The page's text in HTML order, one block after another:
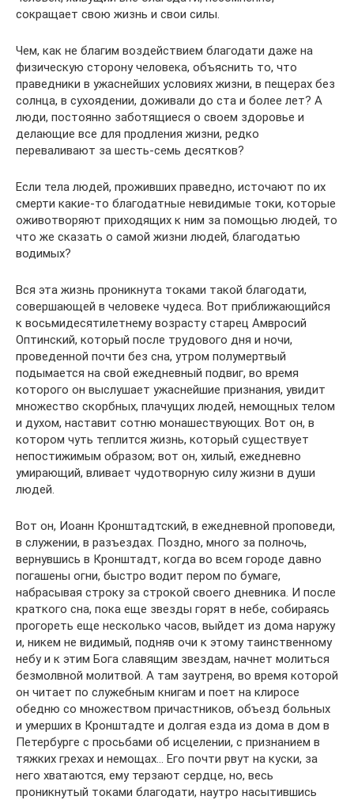
сокращает свою жизнь и свои силы.
Чем, как не благим воздействием благодати даже на
физическую сторону человека, объяснить то, что
праведники в ужаснейших условиях жизни, в пещерах без
солнца, в сухоядении, доживали до ста и более лет? А
люди, постоянно заботящиеся о своем здоровье и
делающие все для продления жизни, редко
переваливают за шесть-семь десятков?
Если тела людей, проживших праведно, источают по их
смерти какие-то благодатные невидимые токи, которые
оживотворяют приходящих к ним за помощью людей, то
что же сказать о самой жизни людей, благодатью
водимых?
Вся эта жизнь проникнута токами такой благодати,
совершающей в человеке чудеса. Вот приближающийся
к восьмидесятилетнему возрасту старец Амвросий
Оптинский, который после трудового дня и ночи,
проведенной почти без сна, утром полумертвый
подымается на свой ежедневный подвиг, во время
которого он выслушает ужаснейшие признания, увидит
множество скорбных, плачущих людей, немощных телом
и духом, наставит сотню монашествующих. Вот он, в
котором чуть теплится жизнь, который существует
непостижимым образом; вот он, хилый, ежедневно
умирающий, вливает чудотворную силу жизни в души
людей.
Вот он, Иоанн Кронштадтский, в ежедневной проповеди,
в служении, в разъездах. Поздно, много за полночь,
вернувшись в Кронштадт, когда во всем городе давно
погашены огни, быстро водит пером по бумаге,
набрасывая строку за строкой своего дневника. И после
краткого сна, пока еще звезды горят в небе, собираясь
прогореть еще несколько часов, выйдет из дома наружу
и, никем не видимый, подняв очи к этому таинственному
небу и к этим Бога славящим звездам, начнет молиться
безмолвной молитвой. А там заутреня, во время которой
он читает по служебным книгам и поет на клиросе
обедню со множеством причастников, объезд больных
и умерших в Кронштадте и долгая езда из дома в дом в
Петербурге с просьбами об исцелении, с признанием в
тяжких грехах и немощах… Его почти рвут на куски, за
него хватаются, ему терзают сердце, но, весь
проникнутый токами благодати, наутро насытившись